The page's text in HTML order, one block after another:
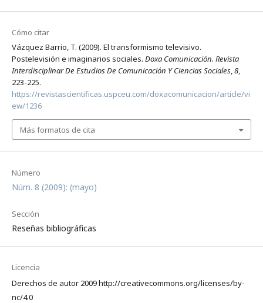
Número
Núm. 8 (2009): (mayo)
Sección
Reseñas bibliográficas
Licencia
Derechos de autor 2009 http://creativecommons.org/licenses/by-
nc/4.0
Cómo citar
Vázquez Barrio, T. (2009). El transformismo televisivo.
Postelevisión e imaginarios sociales. Doxa Comunicación. Revista
Interdisciplinar De Estudios De Comunicación Y Ciencias Sociales,8,
223-225.
https://revistascientificas.uspceu.com/doxacomunicacion/article/vi
ew/1236
Más formatos de cita